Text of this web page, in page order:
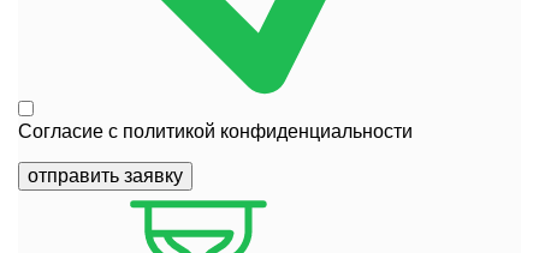
Согласие с политикой конфиденциальности
отправить заявку